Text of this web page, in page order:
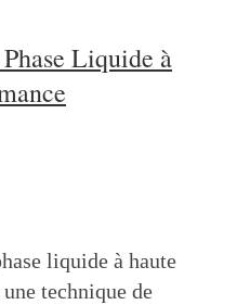
Liquide à
liquide à haute
technique de